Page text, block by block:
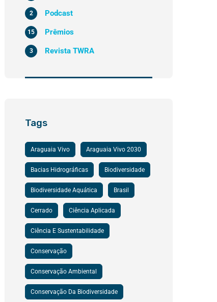
Podcast
2
Prêmios
15
Revista TWRA
3
Tags
Araguaia Vivo Araguaia Vivo 2030
Bacias Hidrográficas Biodiversidade
Biodiversidade Aquática Brasil
Cerrado Ciência Aplicada
Ciência E Sustentabilidade
Conservação
Conservação Ambiental
Conservação Da Biodiversidade